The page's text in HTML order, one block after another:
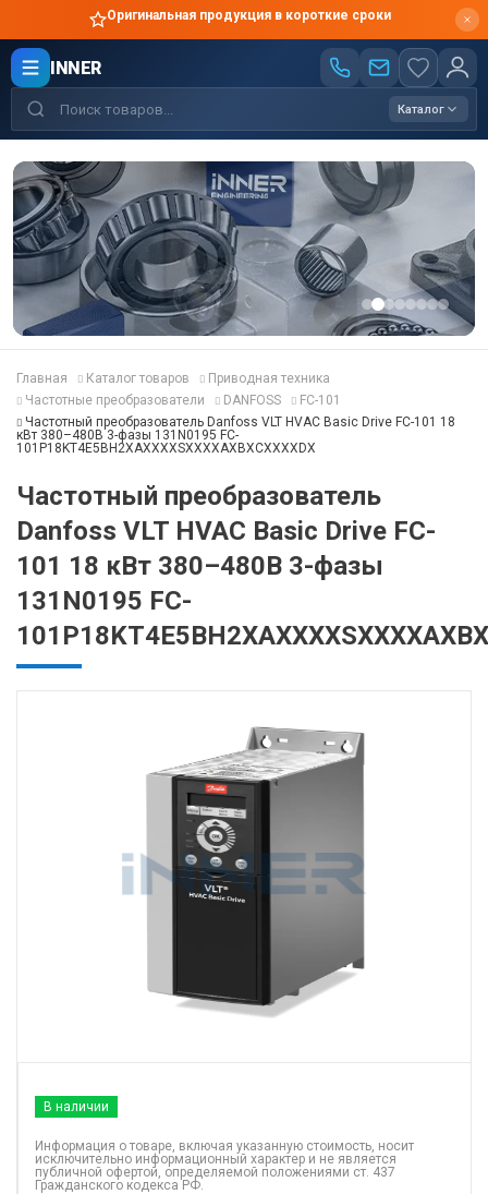
Оригинальная продукция в короткие сроки
INNER
Каталог
Главная Каталог товаров
Приводная техника
Частотные преобразователи
DANFOSS
FC-101
Частотный преобразователь Danfoss VLT HVAC Basic Drive FC-101 18
кВт 380–480В 3-фазы 131N0195 FC-
101P18KT4E5BH2XAXXXXSXXXXAXBXCXXXXDX
Частотный преобразователь
Danfoss VLT HVAC Basic Drive FC-
101 18 кВт 380–480В 3-фазы
131N0195 FC-
В наличии
Информация о товаре, включая указанную стоимость, носит
исключительно информационный характер и не является
публичной офертой, определяемой положениями ст. 437
Гражданского кодекса РФ.